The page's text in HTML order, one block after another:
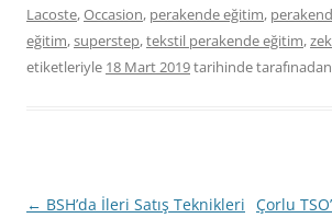
Lacoste,Occasion, perakende eğitim,
eğitim,superstep,tekstil perakende eğitim,
etiketleriyle 18 Mart 2019tarihinde
Yazı
← BSH’da İleri Satış Teknikleri Çorlu